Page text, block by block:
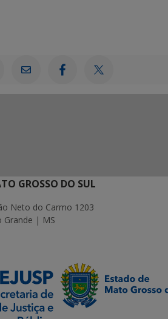
GROSSO DO SUL
Neto do Carmo 1203
Grande | MS